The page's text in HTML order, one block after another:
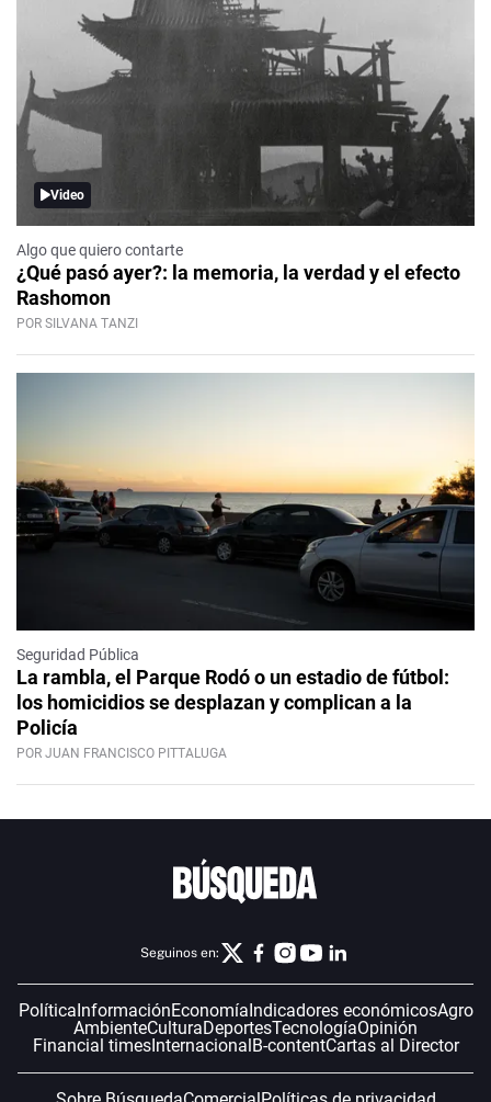
Video
Algo que quiero contarte
¿Qué pasó ayer?: la memoria, la verdad y el efecto
Rashomon
POR SILVANA TANZI
Seguridad Pública
La rambla, el Parque Rodó o un estadio de fútbol:
los homicidios se desplazan y complican a la
Policía
POR JUAN FRANCISCO PITTALUGA
Seguinos en:
PolíticaInformaciónEconomíaIndicadores económicosAgro
AmbienteCulturaDeportesTecnologíaOpinión
Financial timesInternacionalB-contentCartas al Director